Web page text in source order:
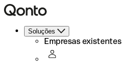
Soluções
Empresas existentes